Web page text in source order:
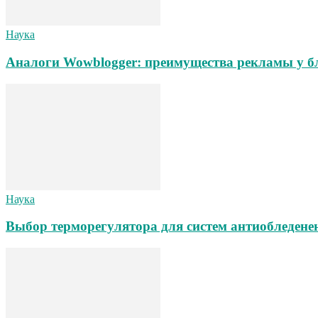
Наука
Аналоги Wowblogger: преимущества рекламы у
Наука
Выбор терморегулятора для систем